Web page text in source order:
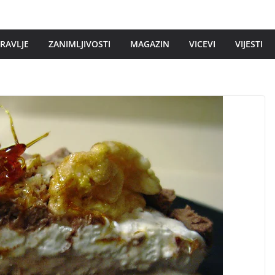
ZANIMLJIVOSTI MAGAZIN VICEVI VIJESTI